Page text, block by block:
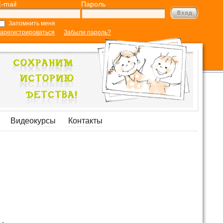
mail Пароль
Запомнить меня
Забыли пароль?
Видеокурсы Контакты